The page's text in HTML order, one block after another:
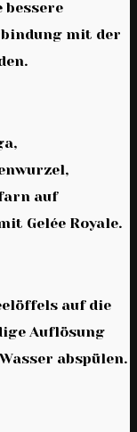
bessere
mit der
auf
Gelée Royale.
auf die
Auflösung
abspülen.